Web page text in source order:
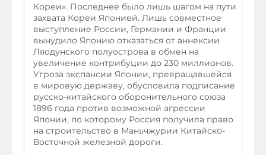
Кореи». Последнее было лишь шагом на пути
захвата Кореи Японией. Лишь совместное
выступление России, Германии и Франции
вынудило Японию отказаться от аннексии
Ляодунского полуострова в обмен на
увеличение контрибуции до 230 миллионов.
Угроза экспансии Японии, превращавшейся
в мировую державу, обусловила подписание
русско-китайского оборонительного союза
1896 года против возможной агрессии
Японии, по которому Россия получила право
на строительство в Маньчжурии Китайско-
Восточной железной дороги.